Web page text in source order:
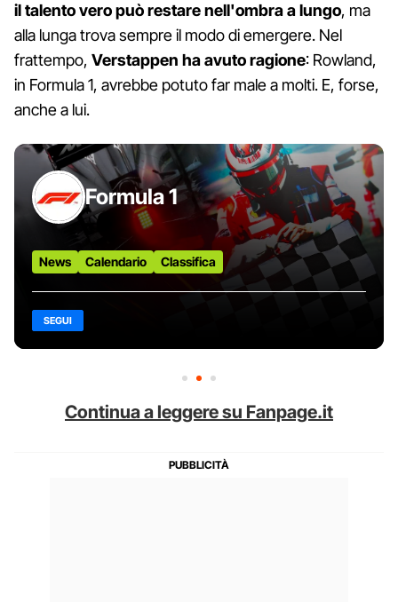
il talento vero può restare nell'ombra a lungo, ma
alla lunga trova sempre il modo di emergere. Nel
frattempo, Verstappen ha avuto ragione: Rowland,
in Formula 1, avrebbe potuto far male a molti. E, forse,
anche a lui.
Formula 1
News Calendario Classifica
SEGUI
Continua a leggere su Fanpage.it